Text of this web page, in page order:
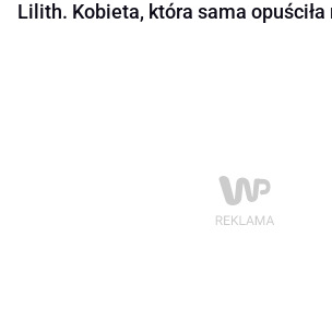
Lilith. Kobieta, która sama opuściła